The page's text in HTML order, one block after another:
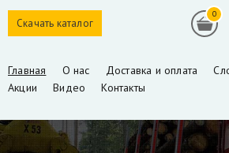
Скачать каталог
0
Главная О нас Доставка и оплата
Акции
Видео Контакты